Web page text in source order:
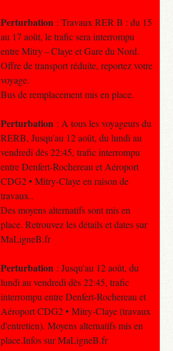
Perturbation : Travaux RER B : du 15
au 17 août, le trafic sera interrompu
entre Mitry – Claye et Gare du Nord.
Offre de transport réduite, reportez votre
voyage.
Bus de remplacement mis en place.
Perturbation : A tous les voyageurs du
RERB, Jusqu'au 12 août, du lundi au
vendredi dès 22:45, trafic interrompu
entre Denfert-Rochereau et Aéroport
CDG2 • Mitry-Claye en raison de
travaux..
Des moyens alternatifs sont mis en
place. Retrouvez les détails et dates sur
MaLigneB.fr
Perturbation : Jusqu'au 12 août, du
lundi au vendredi dès 22:45, trafic
interrompu entre Denfert-Rochereau et
Aéroport CDG2 • Mitry-Claye (travaux
d'entretien). Moyens alternatifs mis en
place.Infos sur MaLigneB.fr